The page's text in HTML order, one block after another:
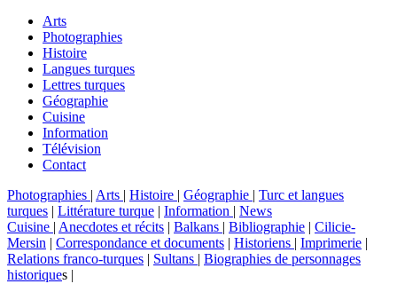
Arts
Photographies
Histoire
Langues turques
Lettres turques
Géographie
Cuisine
Information
Télévision
Contact
Photographies | Arts | Histoire | Géographie | Turc et langues
turques | Littérature turque | Information | News
Cuisine | Anecdotes et récits | Balkans | Bibliographie | Cilicie-
Mersin | Correspondance et documents | Historiens | Imprimerie |
Relations franco-turques | Sultans | Biographies de personnages
historiques |